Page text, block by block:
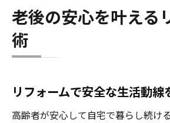
シニア世代のリフォーム
リフォームで老後の自宅生
高齢者向け助成金の活用ポイ
高齢者リフォーム助成金
老後の安心を叶える
術
リフォームで安全な生活動
高齢者が安心して自宅で暮らし続け